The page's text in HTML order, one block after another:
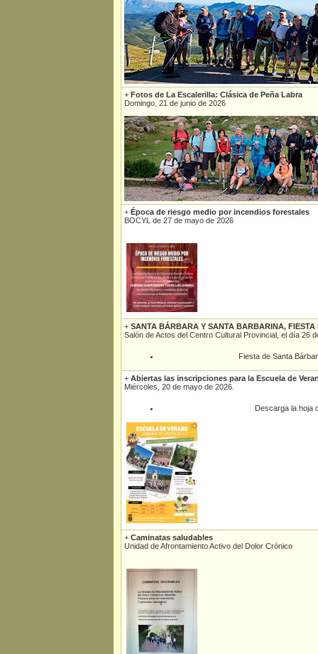
+ Fotos de La Escalerilla: Clásica de Peña Labra
Domingo, 21 de junio de 2026
+ Época de riesgo medio por incendios forestales
BOCYL de 27 de mayo de 2026
+ SANTA BÁRBARA Y SANTA BARBARINA,
Salón de Actos del Centro Cultural Provincial, el día 26
Fiesta de Santa
+ Abiertas las inscripciones para la Escuela de
Miércoles, 20 de mayo de 2026.
Descarga la hoja
+ Caminatas saludables
Unidad de Afrontamiento Activo del Dolor Crónico